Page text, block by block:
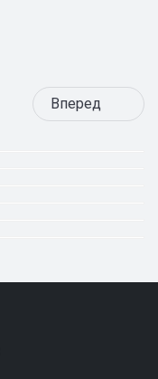
Вперед